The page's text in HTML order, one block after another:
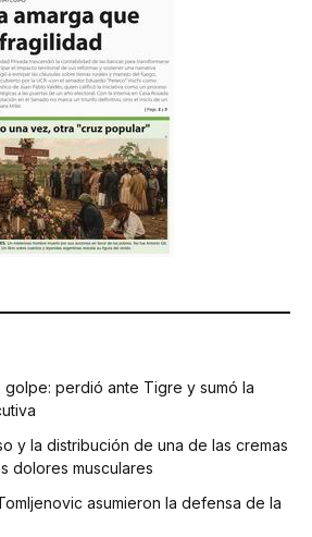
perdió ante Tigre y sumó la
y la distribución de una de las cremas
dolores musculares
asumieron la defensa de la